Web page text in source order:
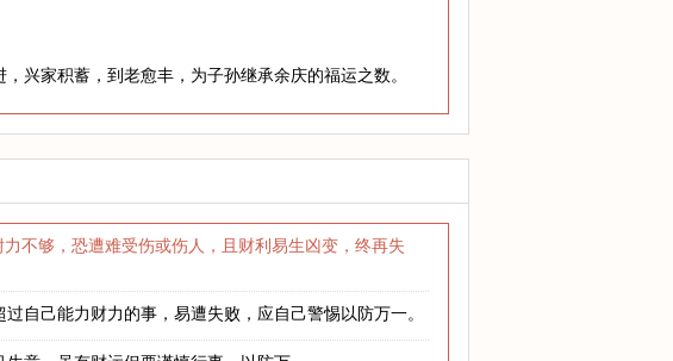
兴家积蓄，到老愈丰，为子孙继承余庆的福运之数。
不够，恐遭难受伤或伤人，且财利易生凶变，终再失
自己能力财力的事，易遭失败，应自己警惕以防万一。